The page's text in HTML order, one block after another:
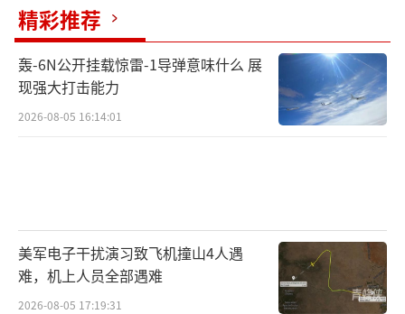
精彩推荐
轰-6N公开挂载惊雷-1导弹意味什么 展
现强大打击能力
2026-08-05 16:14:01
美军电子干扰演习致飞机撞山4人遇
难，机上人员全部遇难
2026-08-05 17:19:31